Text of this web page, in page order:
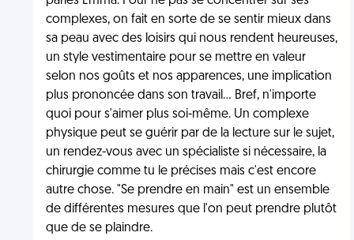
complexes, on fait en sorte de se sentir mieux dans
sa peau avec des loisirs qui nous rendent heureuses,
un style vestimentaire pour se mettre en valeur
selon nos goûts et nos apparences, une implication
plus prononcée dans son travail... Bref, n'importe
quoi pour s'aimer plus soi-même. Un complexe
physique peut se guérir par de la lecture sur le sujet,
un rendez-vous avec un spécialiste si nécessaire, la
chirurgie comme tu le précises mais c'est encore
autre chose. "Se prendre en main" est un ensemble
de différentes mesures que l'on peut prendre plutôt
que de se plaindre.